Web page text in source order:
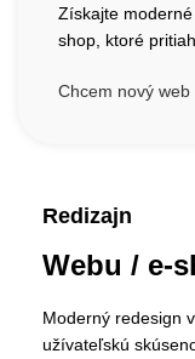
Získajte
shop, ktoré
Chcem nový web
Redizajn
Webu / e-
Moderný redesign
užívateľskú